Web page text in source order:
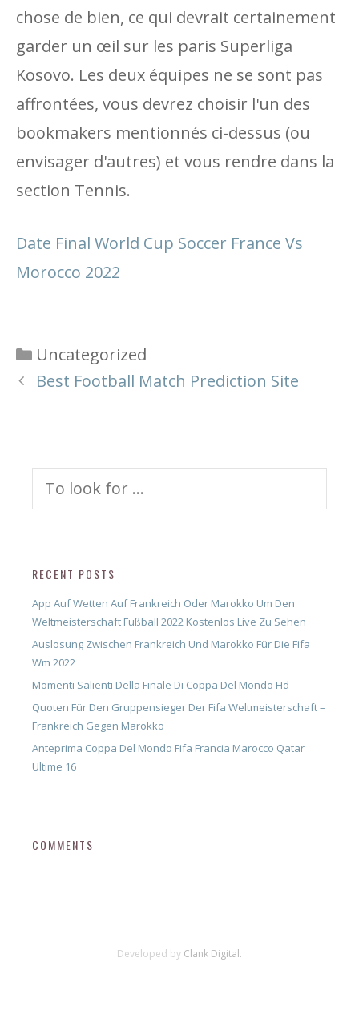
chose de bien, ce qui devrait certainement
garder un œil sur les paris Superliga
Kosovo. Les deux équipes ne se sont pas
affrontées, vous devrez choisir l'un des
bookmakers mentionnés ci-dessus (ou
envisager d'autres) et vous rendre dans la
section Tennis.
Date Final World Cup Soccer France Vs
Morocco 2022
Categories
Uncategorized
Best Football Match Prediction Site
RECENT POSTS
App Auf Wetten Auf Frankreich Oder Marokko Um Den
Weltmeisterschaft Fußball 2022 Kostenlos Live Zu Sehen
Auslosung Zwischen Frankreich Und Marokko Für Die Fifa
Wm 2022
Momenti Salienti Della Finale Di Coppa Del Mondo Hd
Quoten Für Den Gruppensieger Der Fifa Weltmeisterschaft –
Frankreich Gegen Marokko
Anteprima Coppa Del Mondo Fifa Francia Marocco Qatar
Ultime 16
COMMENTS
Developed by Clank Digital.